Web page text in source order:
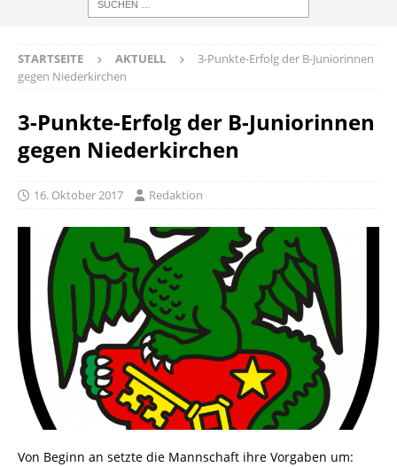
STARTSEITE AKTUELL
3-Punkte-Erfolg der B-Juniorinnen
gegen Niederkirchen
3-Punkte-Erfolg der B-Juniorinnen
gegen Niederkirchen
16. Oktober 2017 Redaktion
Von Beginn an setzte die Mannschaft ihre Vorgaben um: